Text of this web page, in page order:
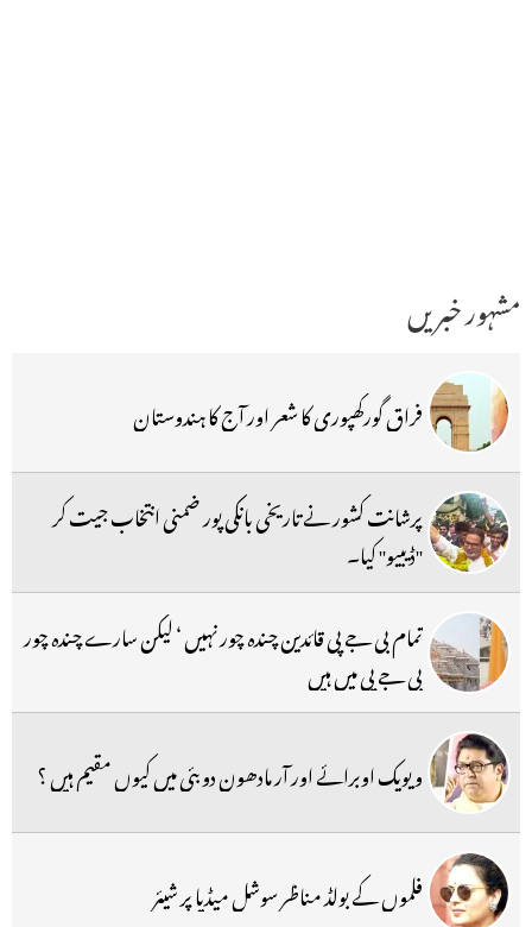
مشہور خبریں
فراق گورکھپوری کا شعر اور آج کا ہندوستان
پرشانت کشور نے تاریخی بانکی پور ضمنی انتخاب جیت کر
''ڈیبیو'' کیا۔
تمام بی جے پی قائدین چندہ چور نہیں ‘ لیکن سارے چندہ چور
بی جے پی میں ہیں
ویویک اوبرائے اور آر مادھون دوبئی میں کیوں مقیم ہیں ؟
فلموں کے بولڈ مناظر سوشل میڈیا پر شیئر